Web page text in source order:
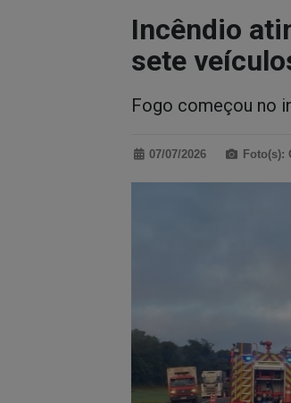
Incêndio
sete
Fogo começou no
07/07/2026 Foto(s):